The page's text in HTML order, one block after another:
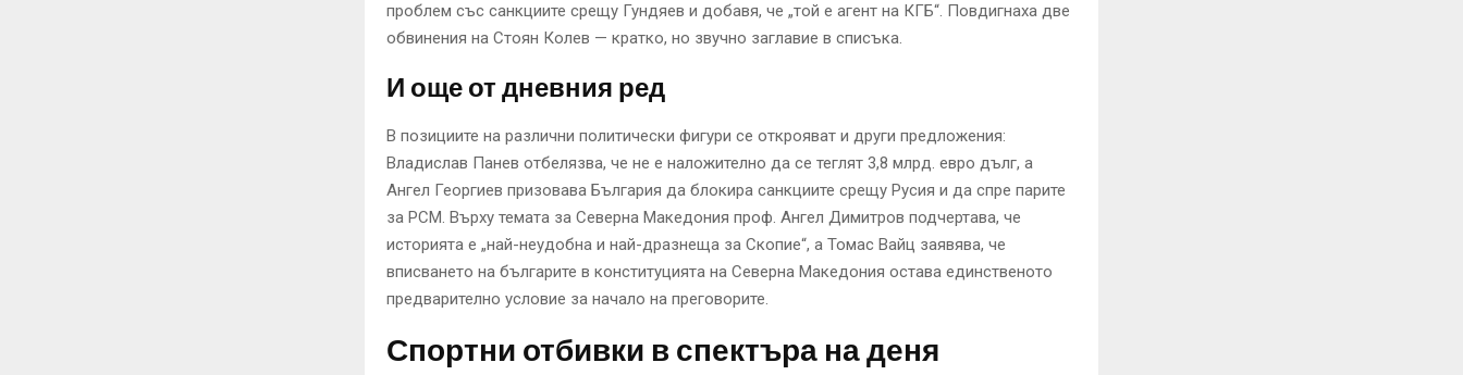
проблем със санкциите срещу Гундяев и добавя, че „той е агент на КГБ“. Повдигнаха две
обвинения на Стоян Колев — кратко, но звучно заглавие в списъка.
И още от дневния ред
В позициите на различни политически фигури се открояват и други предложения:
Владислав Панев отбелязва, че не е наложително да се теглят 3,8 млрд. евро дълг, а
Ангел Георгиев призовава България да блокира санкциите срещу Русия и да спре парите
за РСМ. Върху темата за Северна Македония проф. Ангел Димитров подчертава, че
историята е „най-неудобна и най-дразнеща за Скопие“, а Томас Вайц заявява, че
вписването на българите в конституцията на Северна Македония остава единственото
предварително условие за начало на преговорите.
Спортни отбивки в спектъра на деня